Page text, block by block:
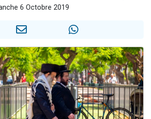
Il reste 49 places pour étudier en groupe sur Zoom
2 nouvelles musiques dans Torah-Box Music
6 personnes viennent de nous rejoindre sur WhatsApp
6 Octobre 2019